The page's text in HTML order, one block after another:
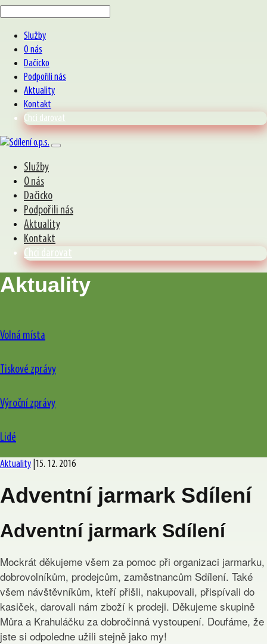
Služby
O nás
Dačicko
Podpořili nás
Aktuality
Kontakt
Chci darovat
Služby
O nás
Dačicko
Podpořili nás
Aktuality
Kontakt
Chci darovat
Aktuality
Volná místa
Tiskové zprávy
Výroční zprávy
Lidé
Aktuality 15. 12. 2016
Adventní jarmark Sdílení
Adventní jarmark Sdílení
Mockrát děkujeme všem za pomoc při organizaci jarmarku,
dobrovolníkům, prodejcům, zaměstnancům Sdílení. Také
všem návštěvníkům, kteří přišli, nakupovali, přispívali do
kasiček, darovali nám zboží k prodeji. Děkujeme skupině
Můra a Krahuláčku za dobročinná vystoupení. Doufáme, že
jste si odpoledne užili stejně jako my!